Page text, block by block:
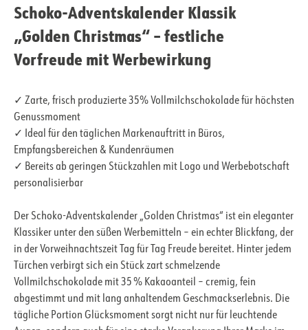
Schoko-Adventskalender Klassik
„Golden Christmas“ – festliche
Vorfreude mit Werbewirkung
✓ Zarte, frisch produzierte 35% Vollmilchschokolade für höchsten
Genussmoment
✓ Ideal für den täglichen Markenauftritt in Büros,
Empfangsbereichen & Kundenräumen
✓ Bereits ab geringen Stückzahlen mit Logo und Werbebotschaft
personalisierbar
Der Schoko-Adventskalender „Golden Christmas“ ist ein eleganter
Klassiker unter den süßen Werbemitteln – ein echter Blickfang, der
in der Vorweihnachtszeit Tag für Tag Freude bereitet. Hinter jedem
Türchen verbirgt sich ein Stück zart schmelzende
Vollmilchschokolade mit 35 % Kakaoanteil – cremig, fein
abgestimmt und mit lang anhaltendem Geschmackserlebnis. Die
tägliche Portion Glücksmoment sorgt nicht nur für leuchtende